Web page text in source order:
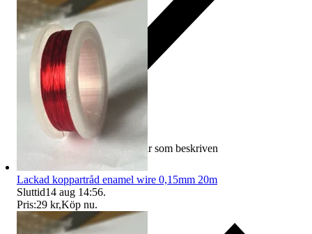
Ersättning om varan inte är som beskriven
Lackad koppartråd enamel wire 0,15mm 20m
Sluttid14 aug 14:56.
Pris:29 kr,Köp nu.